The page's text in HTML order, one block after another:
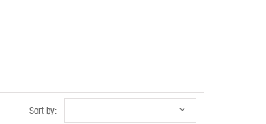
Sort by: